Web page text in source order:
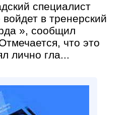
специалист
в тренерский
», сообщил
что это
лично гла...